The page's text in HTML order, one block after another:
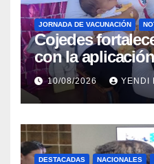
JORNADA DE VACUNACIÓN
Cojedes
con la
dosis en la
Inmunización»
10/08/2026 YENDI
DESTACADAS NACIONALES